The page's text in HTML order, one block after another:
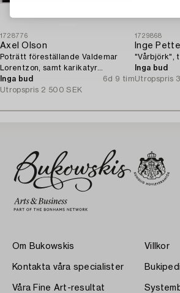
1728776
Axel Olson
Poträtt föreställande Valdemar
Lorentzon, samt karikatyr
föreställande Kamrer Ingvarsson.
Inga bud
6d 9 tim
Utropspris 2 500 SEK
1729868
Inge
"Vårbjörk",
Inga bud
Utropspris
Om Bukowskis
Kontakta våra specialister
Våra Fine Art-resultat
Villkor